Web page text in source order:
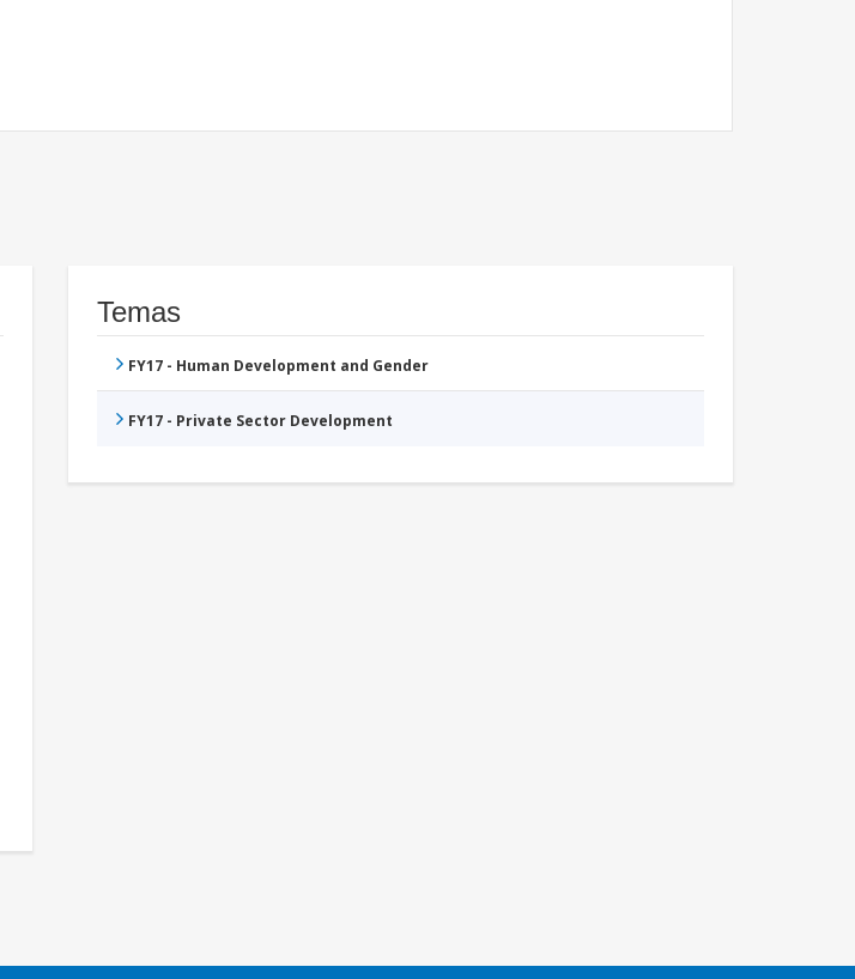
Temas
FY17 - Human Development and Gender
FY17 - Private Sector Development